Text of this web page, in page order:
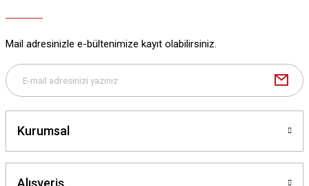
Mail adresinizle e-bültenimize kayıt olabilirsiniz.
Kurumsal